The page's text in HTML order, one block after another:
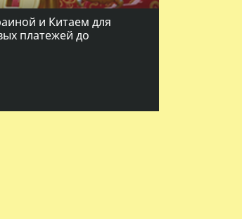
и Китаем для
платежей до